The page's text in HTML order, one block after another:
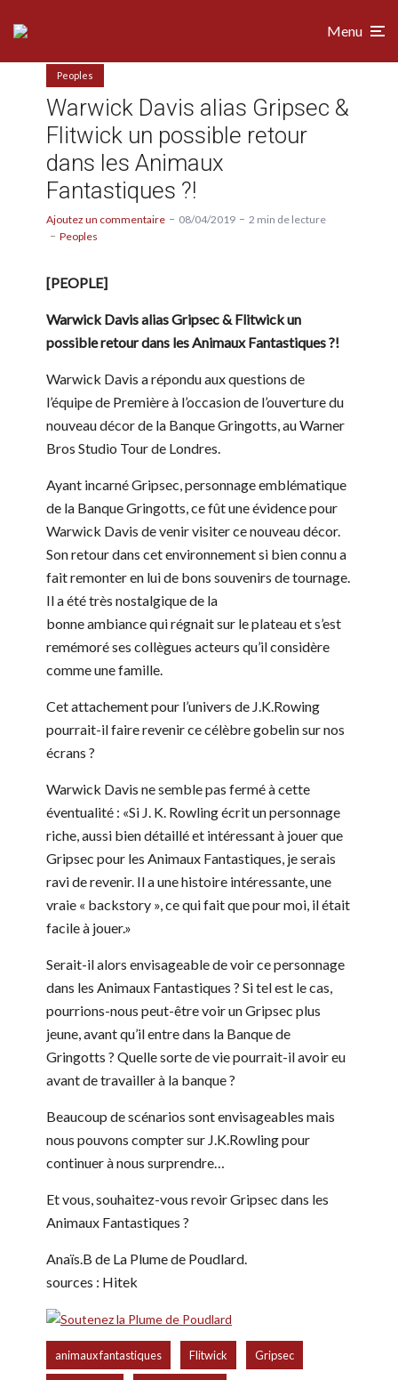
Menu
Peoples
Warwick Davis alias Gripsec &
Flitwick un possible retour
dans les Animaux
Fantastiques ?!
Ajoutez un commentaire 08/04/2019
2 min de lecture
Peoples
[PEOPLE]
Warwick Davis alias Gripsec & Flitwick un
possible retour dans les Animaux Fantastiques ?!
Warwick Davis a répondu aux questions de
l’équipe de Première à l’occasion de l’ouverture du
nouveau décor de la Banque Gringotts, au Warner
Bros Studio Tour de Londres.
Ayant incarné Gripsec, personnage emblématique
de la Banque Gringotts, ce fût une évidence pour
Warwick Davis de venir visiter ce nouveau décor.
Son retour dans cet environnement si bien connu a
fait remonter en lui de bons souvenirs de tournage.
Il a été très nostalgique de la
bonne ambiance qui régnait sur le plateau et s’est
remémoré ses collègues acteurs qu’il considère
comme une famille.
Cet attachement pour l’univers de J.K.Rowing
pourrait-il faire revenir ce célèbre gobelin sur nos
écrans ?
Warwick Davis ne semble pas fermé à cette
éventualité : «Si J. K. Rowling écrit un personnage
riche, aussi bien détaillé et intéressant à jouer que
Gripsec pour les Animaux Fantastiques, je serais
ravi de revenir. Il a une histoire intéressante, une
vraie « backstory », ce qui fait que pour moi, il était
facile à jouer.»
Serait-il alors envisageable de voir ce personnage
dans les Animaux Fantastiques ? Si tel est le cas,
pourrions-nous peut-être voir un Gripsec plus
jeune, avant qu’il entre dans la Banque de
Gringotts ? Quelle sorte de vie pourrait-il avoir eu
avant de travailler à la banque ?
Beaucoup de scénarios sont envisageables mais
nous pouvons compter sur J.K.Rowling pour
continuer à nous surprendre…
Et vous, souhaitez-vous revoir Gripsec dans les
Animaux Fantastiques ?
Anaïs.B de La Plume de Poudlard.
sources : Hitek
animaux fantastiques Flitwick Gripsec